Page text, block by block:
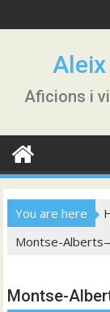
to
Aficions i
You are here
Montse-
Montse-